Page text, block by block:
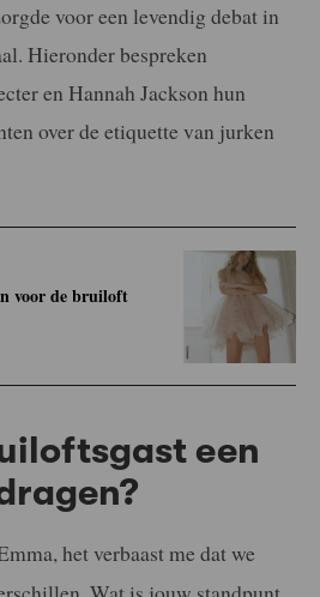
voor een levendig debat in
Hieronder bespreken
en Hannah Jackson hun
over de etiquette van jurken
voor de bruiloft
een
het verbaast me dat we